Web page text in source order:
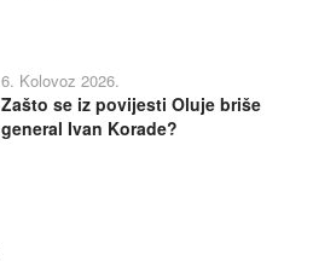
6. Kolovoz 2026.
Zašto se iz povijesti Oluje briše
general Ivan Korade?